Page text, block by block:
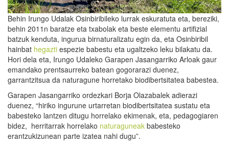
Behin Irungo Udalak Osinbiribileko lurrak eskuratuta eta, bereziki,
behin 2011n baratze eta txabolak eta beste elementu artifizial
batzuk kenduta, ingurua birnaturalizatu egin da, eta Osinbiribil
hainbat hegazti espezie babestu eta ugaltzeko leku bilakatu da.
Hori dela eta, Irungo Udaleko Garapen Jasangarriko Arloak gaur
emandako prentsaurreko batean gogorarazi duenez,
garrantzitsua da naturagune horretako biodibertsitatea babestea.
Garapen Jasangarriko ordezkari Borja Olazabalek adierazi
duenez, “hiriko ingurune urtarretan biodibertsitatea sustatu eta
babesteko lantzen ditugu horrelako ekimenak, eta, pedagogiaren
bidez, herritarrak horrelako naturaguneak babesteko
erantzukizunean parte izatea nahi dugu”.